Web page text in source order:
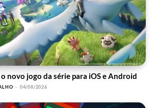
novo jogo da série para iOS e Android
- 04/08/2026